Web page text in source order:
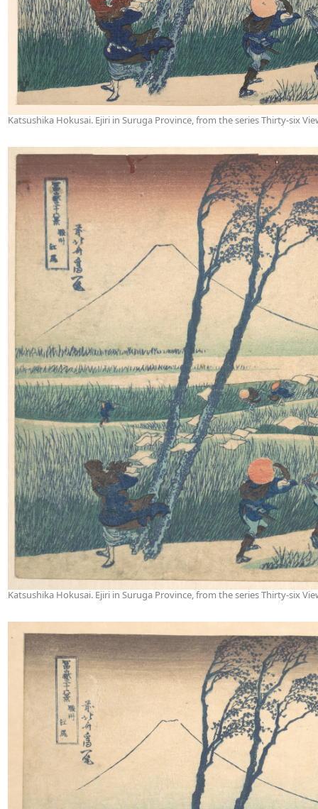
Katsushika Hokusai. Ejiri in Suruga Province, from the series Thirty-six
Katsushika Hokusai. Ejiri in Suruga Province, from the series Thirty-six